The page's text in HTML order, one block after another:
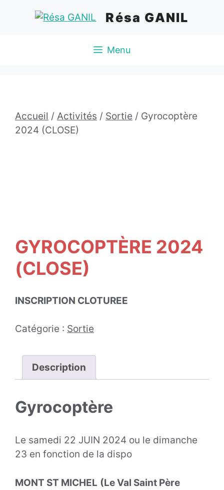
Résa GANIL
Menu
Accueil / Activités / Sortie / Gyrocoptère
2024 (CLOSE)
GYROCOPTÈRE 2024
(CLOSE)
INSCRIPTION CLOTUREE
Catégorie : Sortie
Description
Gyrocoptère
Le samedi 22 JUIN 2024 ou le dimanche
23 en fonction de la dispo
MONT ST MICHEL (Le Val Saint Père